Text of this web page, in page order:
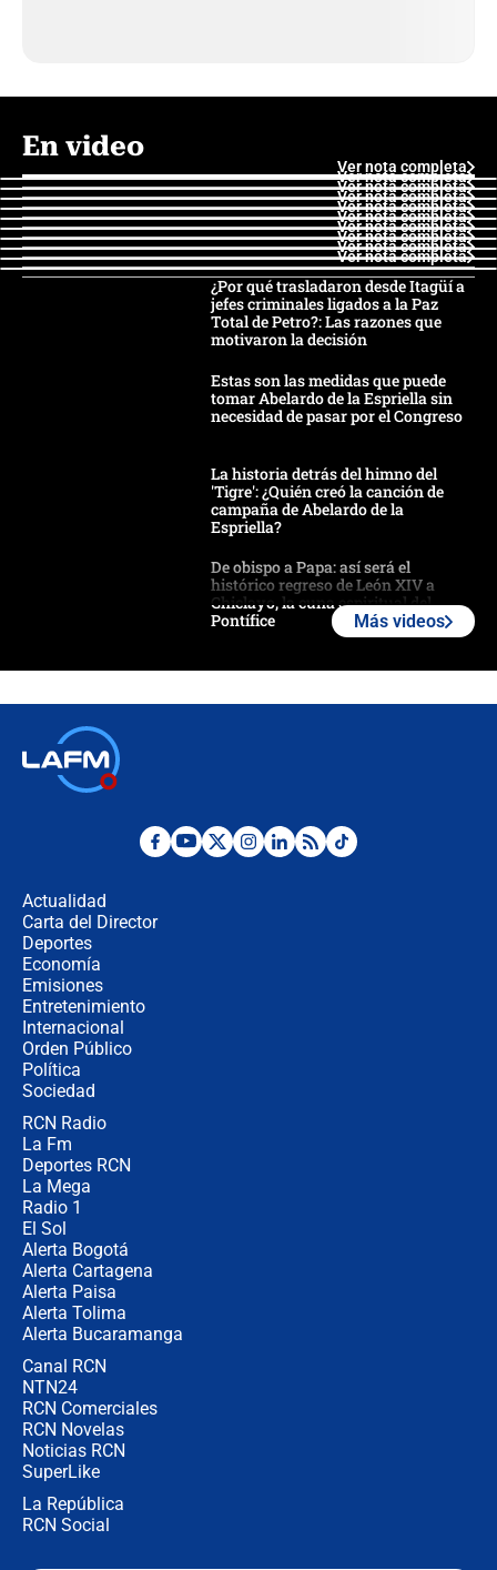
En video
Ver nota completa
Ver nota completa
Ver nota completa
Ver nota completa
Ver nota completa
Ver nota completa
Ver nota completa
Ver nota completa
Ver nota completa
Ver nota completa
¿Por qué trasladaron desde Itagüí a
jefes criminales ligados a la Paz
Total de Petro?: Las razones que
motivaron la decisión
Estas son las medidas que puede
tomar Abelardo de la Espriella sin
necesidad de pasar por el Congreso
La historia detrás del himno del
'Tigre': ¿Quién creó la canción de
campaña de Abelardo de la
Espriella?
De obispo a Papa: así será el
histórico regreso de León XIV a
Chiclayo, la cuna espiritual del
Pontífice
¿La posesión de Abelardo De la
Más videos
Actualidad
Carta del Director
Deportes
Economía
Emisiones
Entretenimiento
Internacional
Orden Público
Política
Sociedad
RCN Radio
La Fm
Deportes RCN
La Mega
Radio 1
El Sol
Alerta Bogotá
Alerta Cartagena
Alerta Paisa
Alerta Tolima
Alerta Bucaramanga
Canal RCN
NTN24
RCN Comerciales
RCN Novelas
Noticias RCN
SuperLike
La República
RCN Social